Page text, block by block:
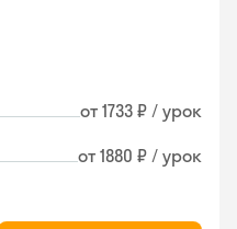
от 1733 ₽ / урок
от 1880 ₽ / урок